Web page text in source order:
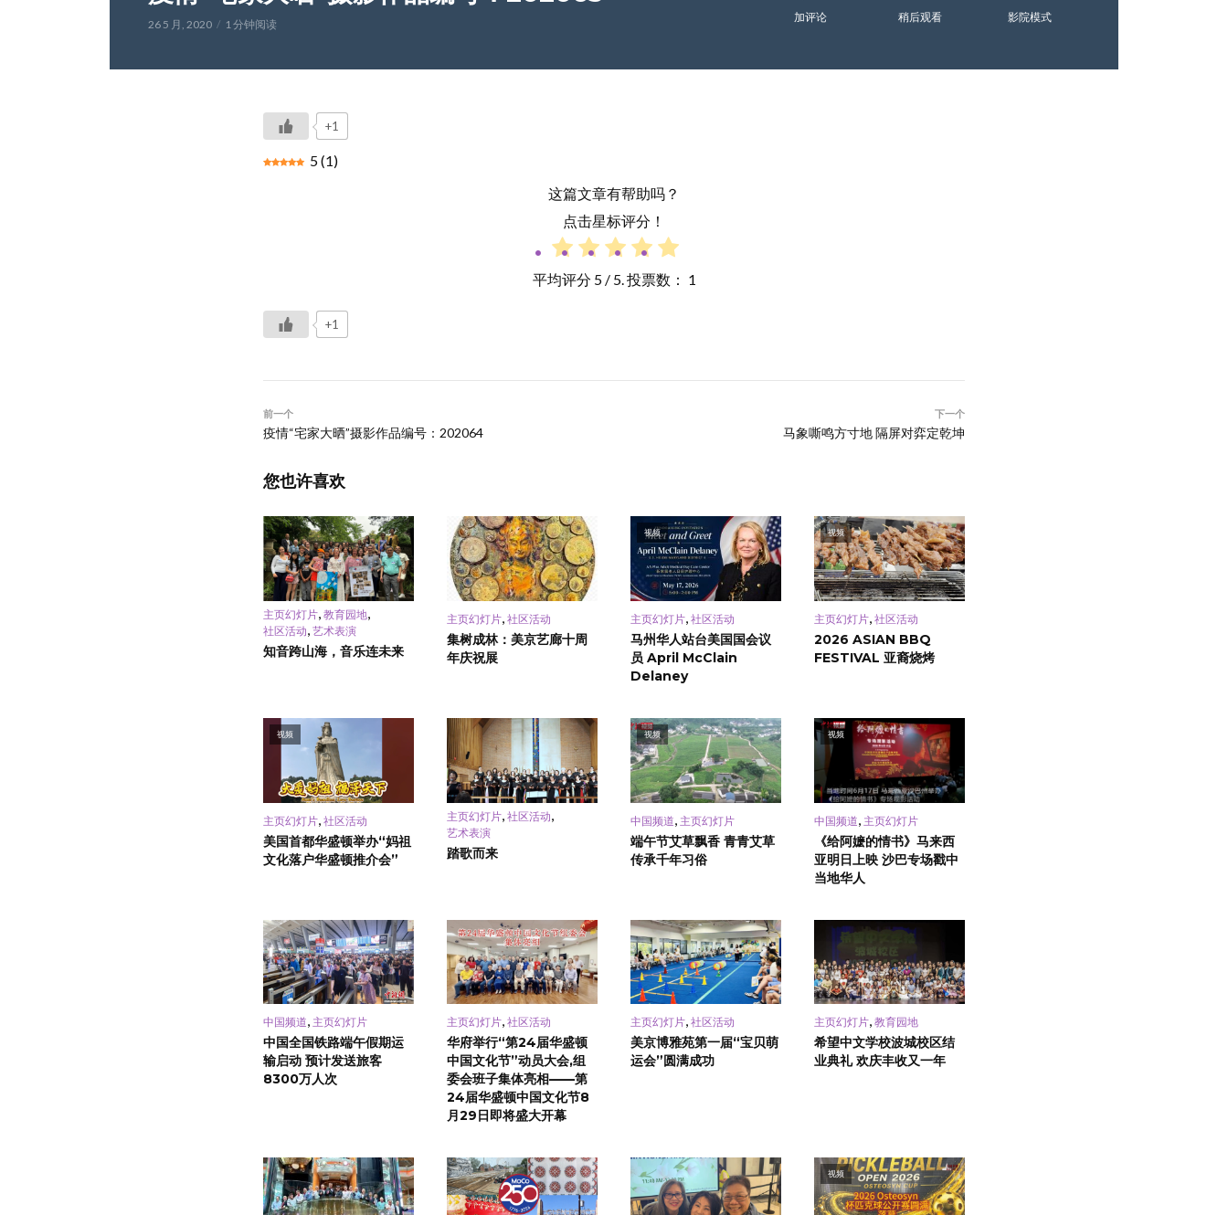
26 5 月, 2020 1 分钟阅读
加评论 稍后观看 影院模式
+1
5(1)
这篇文章有帮助吗？
点击星标评分！
平均评分 5/ 5. 投票数： 1
+1
前一个
疫情“宅家大晒”摄影作品编号：202064
下一个
马象嘶鸣方寸地 隔屏对弈定乾坤
您也许喜欢
主页幻灯片 教育园地
社区活动 艺术表演
知音跨山海，音乐连未来
主页幻灯片 社区活动
集树成林：美京艺廊十周
年庆祝展
视频
主页幻灯片 社区活动
马州华人站台美国国会议
员 April McClain
Delaney
视频
主页幻灯片 社区活动
2026 ASIAN BBQ
FESTIVAL 亚裔烧烤
视频
主页幻灯片 社区活动
美国首都华盛顿举办“妈祖
文化落户华盛顿推介会”
主页幻灯片 社区活动
艺术表演
踏歌而来
视频
中国频道 主页幻灯片
端午节艾草飘香 青青艾草
传承千年习俗
视频
中国频道 主页幻灯片
《给阿嬷的情书》马来西
亚明日上映 沙巴专场戳中
当地华人
中国频道, 主页幻灯片
中国全国铁路端午假期运
输启动 预计发送旅客
8300万人次
主页幻灯片, 社区活动
华府举行“第24届华盛顿
中国文化节”动员大会,组
委会班子集体亮相——第
24届华盛顿中国文化节8
月29日即将盛大开幕
主页幻灯片, 社区活动
美京博雅苑第一届“宝贝萌
运会”圆满成功
主页幻灯片, 教育园地
希望中文学校波城校区结
业典礼 欢庆丰收又一年
视频